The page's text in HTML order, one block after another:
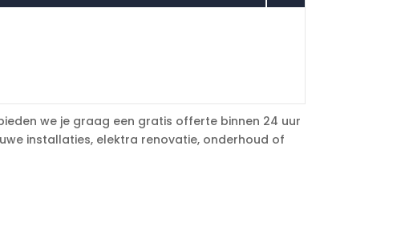
we je graag een gratis offerte binnen 24 uur
installaties, elektra renovatie, onderhoud of